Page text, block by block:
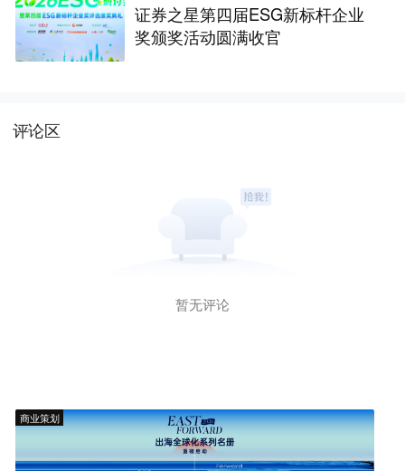
证券之星第四届ESG新标杆企业
奖颁奖活动圆满收官
评论区
暂无评论
商业策划